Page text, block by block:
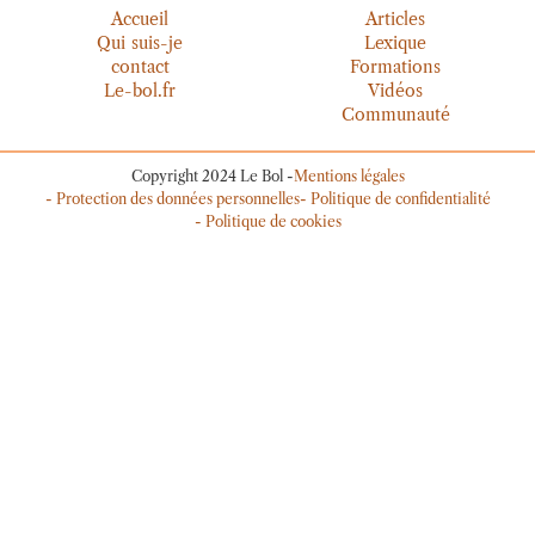
Accueil
Qui suis-je
contact
Le-bol.fr
Articles
Lexique
Formations
Vidéos
Communauté
Copyright 2024 Le Bol -Mentions légales
- Protection des données personnelles- Politique de confidentialité
- Politique de cookies